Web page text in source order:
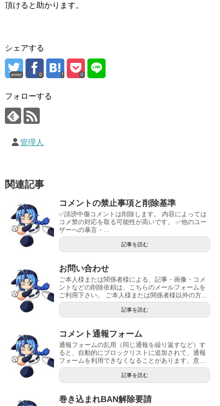
頂けると助かります。
シェアする
error 0 0
フォローする
管理人
関連記事
コメントの禁止事項と削除基準
✅誹謗中傷コメントは削除します。 内容によっては
コメ禁の対応を取る可能性が高いです。 ✅他のユー
ザーへの暴言・...
記事を読む
お問い合わせ
ご本人様または関係者様による、記事・画像・コメ
ントなどの削除依頼は、こちらのメールフォームを
ご利用下さい。 ご本人様または関係者様以外の方...
記事を読む
コメント通報フォーム
通報フォームの乱用（同じ通報を繰り返すなど）す
ると、自動的にブロックリストに追加されて、通報
フォームを利用できなくなることがあります。意...
記事を読む
巻き込まれBAN解除要請